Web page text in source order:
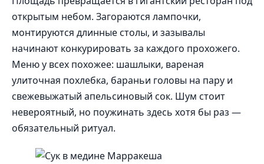
открытым небом. Загораются лампочки,
монтируются длинные столы, и зазывалы
начинают конкурировать за каждого прохожего.
Меню у всех похожее: шашлыки, вареная
улиточная похлебка, бараньи головы на пару и
свежевыжатый апельсиновый сок. Шум стоит
невероятный, но поужинать здесь хотя бы раз —
обязательный ритуал.